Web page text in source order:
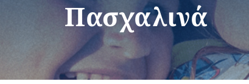
Παγκύπρια Συμμαχία
Παγκύπριο
Ομοσπονδία
Φλόγα Ελλάδος
Περισσότερα
Πασχαλινά